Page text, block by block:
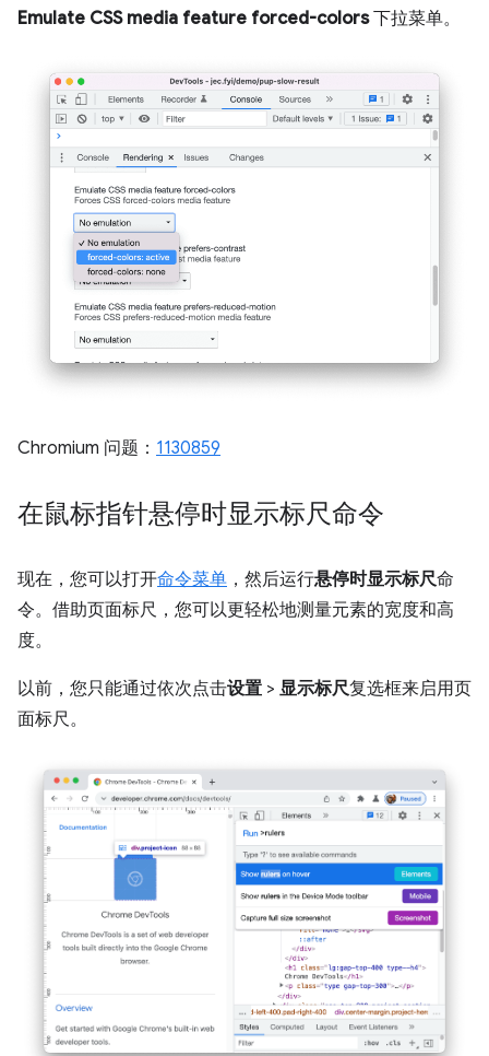
Emulate CSS media feature forced-colors下拉菜单。
Chromium 问题： 1130859
在鼠标指针悬停时显示标尺命令
现在，您可以打开命令菜单 ，然后运行悬停时显示标尺命
令。借助页面标尺，您可以更轻松地测量元素的宽度和高
度。
以前，您只能通过依次点击设置 > 显示标尺复选框来启用页
面标尺。